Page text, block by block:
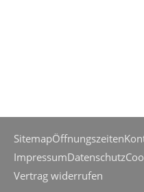
SitemapÖffnungszeiten
ImpressumDatenschutz
Vertrag widerrufen